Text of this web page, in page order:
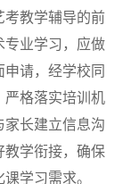
考教学辅导的前
专业学习，应做
请，经学校同
严格落实培训机
家长建立信息沟
教学衔接，确保
学习需求。